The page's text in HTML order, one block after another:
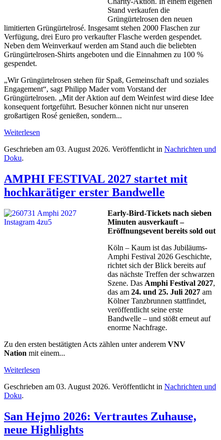
Stand verkaufen die
Grüngürtelrosen den neuen
limitierten Grüngürtelrosé. Insgesamt stehen 2000 Flaschen zur
Verfügung, drei Euro pro verkaufter Flasche werden gespendet.
Neben dem Weinverkauf werden am Stand auch die beliebten
Grüngürtelrosen-Shirts angeboten und die Einnahmen zu 100 %
gespendet.
„Wir Grüngürtelrosen stehen für Spaß, Gemeinschaft und soziales
Engagement“, sagt Philipp Mader vom Vorstand der
Grüngürtelrosen. „Mit der Aktion auf dem Weinfest wird diese Idee
konsequent fortgeführt. Besucher können nicht nur unseren
großartigen Rosé genießen, sondern...
Weiterlesen
Geschrieben am 03. August 2026. Veröffentlicht in Nachrichten und
Doku.
AMPHI FESTIVAL 2027 startet mit
hochkarätiger erster Bandwelle
Early-Bird-Tickets nach sieben
Minuten ausverkauft –
Eröffnungsevent bereits sold out
Köln – Kaum ist das Jubiläums-
Amphi Festival 2026 Geschichte,
richtet sich der Blick bereits auf
das nächste Treffen der schwarzen
Szene. Das Amphi Festival 2027,
das am 24. und 25. Juli 2027 am
Kölner Tanzbrunnen stattfindet,
veröffentlicht seine erste
Bandwelle – und stößt erneut auf
enorme Nachfrage.
Zu den ersten bestätigten Acts zählen unter anderem VNV
Nation mit einem...
Weiterlesen
Geschrieben am 03. August 2026. Veröffentlicht in Nachrichten und
Doku.
San Hejmo 2026: Vertrautes Zuhause,
neue Highlights